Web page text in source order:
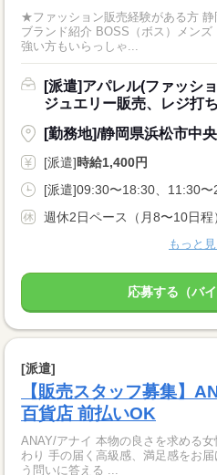
★ファッション販売経験がある方
ブランド紹介 BOSS（ボス）メン
強い方もいらっしゃ...
[派遣]アパレル(ファッシ
ジュエリー販売、レジ打ち
[勤務地]/静岡県浜松市中
[派遣]時給1,400円
[派遣]09:30〜18:30、11:30〜
週休2日ペース（月8〜10日程
もっと
応募する（バイ
[派遣]
【販売スタッフ募集】
百貨店 前払いOK
ANAY/アナイ 本物の良さを求める
わり 手の届く高級感、満足感をお
う問いに答える ...